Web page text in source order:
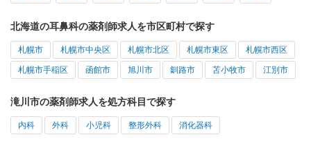
北海道の耳鼻科の薬剤師求人を市区町村で探す
札幌市 札幌市中央区 札幌市北区 札幌市東区 札幌市西区
札幌市手稲区 函館市 旭川市 釧路市 苫小牧市 江別市
滝川市の薬剤師求人を処方科目で探す
内科 外科 小児科 整形外科 消化器科